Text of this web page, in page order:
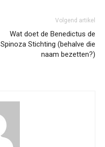
Volgend artikel
Wat doet de Benedictus de
Spinoza Stichting (behalve die
naam bezetten?)